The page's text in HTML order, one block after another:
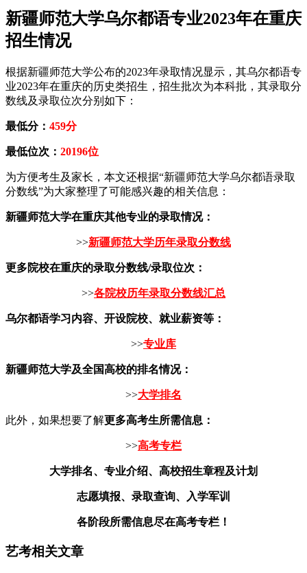
新疆师范大学乌尔都语专业2023年在重庆
招生情况
根据新疆师范大学公布的2023年录取情况显示，其乌尔都语专
业2023年在重庆的历史类招生，招生批次为本科批，其录取分
数线及录取位次分别如下：
最低分： 459分
最低位次： 20196位
为方便考生及家长，本文还根据“新疆师范大学乌尔都语录取
分数线”为大家整理了可能感兴趣的相关信息：
新疆师范大学在重庆其他专业的录取情况：
>>新疆师范大学历年录取分数线
更多院校在重庆的录取分数线/录取位次：
>>各院校历年录取分数线汇总
乌尔都语学习内容、开设院校、就业薪资等：
>>专业库
新疆师范大学及全国高校的排名情况：
>>大学排名
此外，如果想要了解更多高考生所需信息：
>>高考专栏
大学排名、专业介绍、高校招生章程及计划
志愿填报、录取查询、入学军训
各阶段所需信息尽在高考专栏！
艺考相关文章